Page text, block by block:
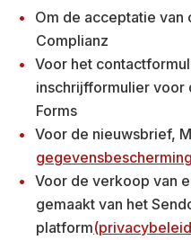
Om de acceptatie van
Complianz
Voor het
inschrijfformulier voor
Forms
Voor de nieuwsbrief,
Voor de verkoop van
gemaakt van het
platform